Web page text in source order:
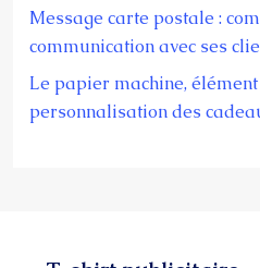
Message carte postale :
communication avec ses
Le papier machine,
personnalisation des